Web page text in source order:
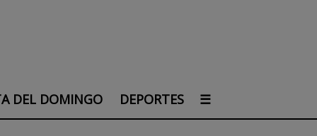
DEL DOMINGO DEPORTES ☰